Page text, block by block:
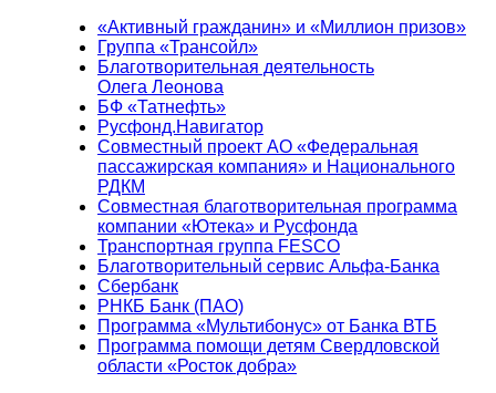
«Активный гражданин» и «Миллион призов»
Группа «Трансойл»
Благотворительная деятельность
Олега Леонова
БФ «Татнефть»
Русфонд.Навигатор
Совместный проект АО «Федеральная
пассажирская компания» и Национального
РДКМ
Совместная благотворительная программа
компании «Ютека» и Русфонда
Транспортная группа FESCO
Благотворительный сервис Альфа-Банка
Сбербанк
РНКБ Банк (ПАО)
Программа «Мультибонус» от Банка ВТБ
Программа помощи детям Свердловской
области «Росток добра»